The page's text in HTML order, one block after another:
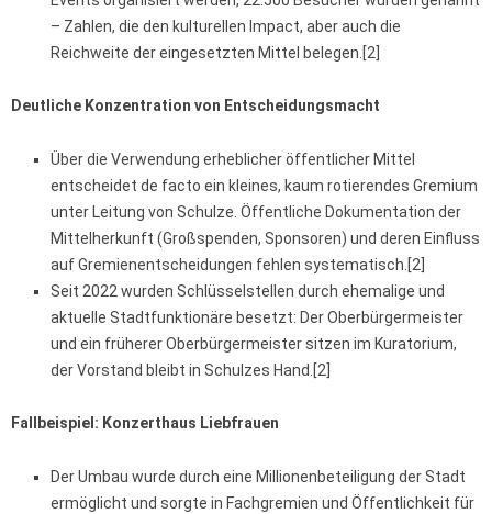
– Zahlen, die den kulturellen Impact, aber auch die
Reichweite der eingesetzten Mittel belegen.[2]
Deutliche Konzentration von Entscheidungsmacht
Über die Verwendung erheblicher öffentlicher Mittel
entscheidet de facto ein kleines, kaum rotierendes Gremium
unter Leitung von Schulze. Öffentliche Dokumentation der
Mittelherkunft (Großspenden, Sponsoren) und deren Einfluss
auf Gremienentscheidungen fehlen systematisch.[2]
Seit 2022 wurden Schlüsselstellen durch ehemalige und
aktuelle Stadtfunktionäre besetzt: Der Oberbürgermeister
und ein früherer Oberbürgermeister sitzen im Kuratorium,
der Vorstand bleibt in Schulzes Hand.[2]
Fallbeispiel: Konzerthaus Liebfrauen
Der Umbau wurde durch eine Millionenbeteiligung der Stadt
ermöglicht und sorgte in Fachgremien und Öffentlichkeit für